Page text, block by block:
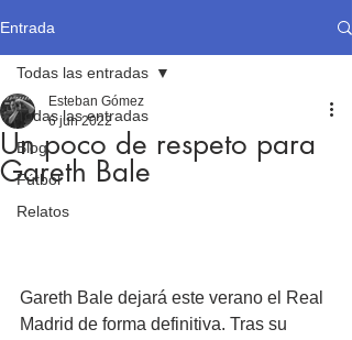
Entrada
Todas las entradas
Blog
Fútbol
Relatos
Todas las entradas
Un poco de respeto para
Gareth Bale
Esteban Gómez
6 jun 2022
Gareth Bale dejará este verano el Real
Madrid de forma definitiva. Tras su